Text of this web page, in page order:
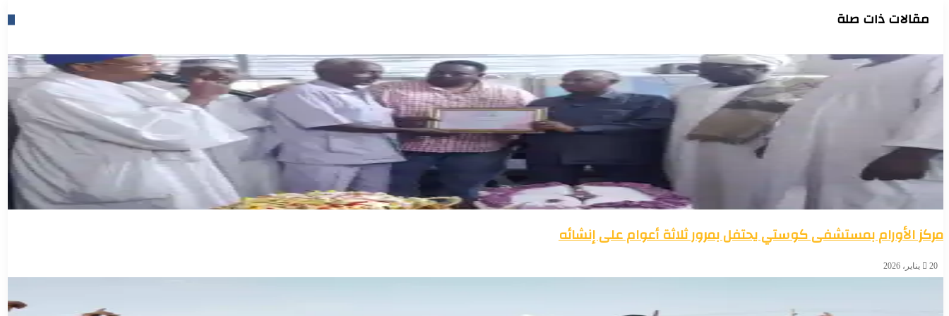
رئيس المقاومة الشعبية بالشمالية يتلقى تهاني عيد الفطر المبارك بمكتبه بحضور القيادات
جامعة الشيخ عبدالله البدري تحتفي بطلابها الجدد في كرنفال استقبال مهيب لدفعتَي 23
محطة الأكسجين بوادي حلفا تُدشَّن… نقلة نوعية في الخدمات الصحية وتوطين العلاج
مقالات ذات صلة
مركز الأورام بمستشفى كوستي يحتفل بمرور ثلاثة أعوام على إنشائه
20 يناير، 2026